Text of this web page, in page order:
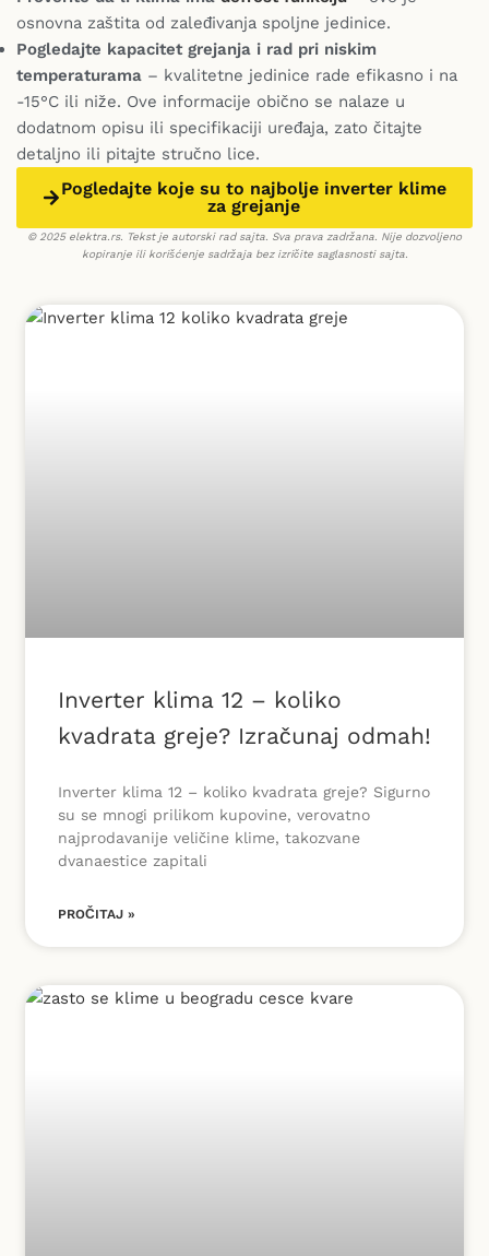
osnovna zaštita od zaleđivanja spoljne jedinice.
Pogledajte kapacitet grejanja i rad pri niskim
temperaturama – kvalitetne jedinice rade efikasno i na
-15°C ili niže. Ove informacije obično se nalaze u
dodatnom opisu ili specifikaciji uređaja, zato čitajte
detaljno ili pitajte stručno lice.
Pogledajte koje su to najbolje inverter klime
za grejanje
© 2025 elektra.rs. Tekst je autorski rad sajta. Sva prava zadržana. Nije dozvoljeno
kopiranje ili korišćenje sadržaja bez izričite saglasnosti sajta.
Inverter klima 12 – koliko
kvadrata greje? Izračunaj odmah!
Inverter klima 12 – koliko kvadrata greje? Sigurno
su se mnogi prilikom kupovine, verovatno
najprodavanije veličine klime, takozvane
dvanaestice zapitali
PROČITAJ »